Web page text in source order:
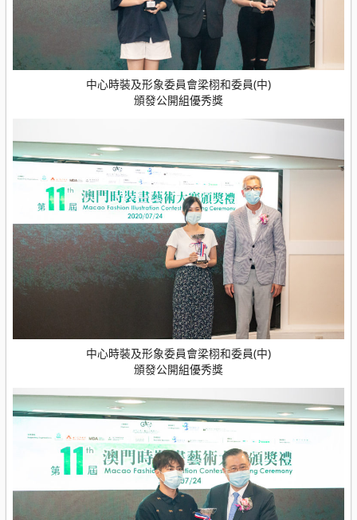
中心時裝及形象委員會梁栩和委員(中)
頒發公開組優秀獎
中心時裝及形象委員會梁栩和委員(中)
頒發公開組優秀獎